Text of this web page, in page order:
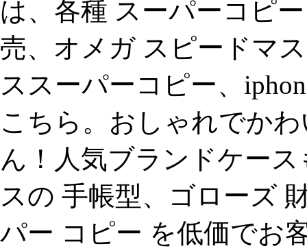
は、各種 スーパーコピ
売、オメガ スピードマ
ススーパーコピー、
こちら。おしゃれでか
ん！人気ブランドケー
スの 手帳型、ゴローズ
パー コピー を低価でお